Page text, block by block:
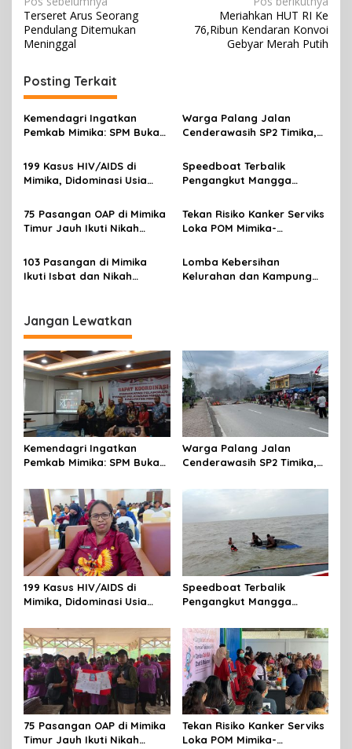
a
v
i
g
a
s
i
p
s
Terseret Arus Seorang
Pendulang Ditemukan
Meninggal
Meriahkan HUT RI Ke
76,Ribun Kendaran Konvoi
Gebyar Merah Putih
Posting Terkait
Kemendagri Ingatkan
Pemkab Mimika: SPM Bukan
Wujud Nyata Pelayanan
Rakyat
Warga Palang Jalan
Cenderawasih SP2 Timika,
Pemicunya
199 Kasus HIV/AIDS di
Mimika, Didominasi Usia
Speedboat Terbalik
Pengangkut Mangga
75 Pasangan OAP di Mimika
Timur Jauh Ikuti Nikah
Tekan Risiko Kanker Serviks
Loka POM Mimika-
Bagi 300 Perempuan
103 Pasangan di Mimika
Ikuti Isbat dan Nikah
Lomba Kebersihan
Kelurahan dan Kampung
Jangan Lewatkan
Kemendagri Ingatkan
Pemkab Mimika: SPM Bukan
Wujud Nyata Pelayanan
Rakyat
Warga Palang Jalan
Cenderawasih SP2 Timika,
Pemicunya
199 Kasus HIV/AIDS di
Mimika, Didominasi Usia
Speedboat Terbalik
Pengangkut Mangga
75 Pasangan OAP di Mimika
Timur Jauh Ikuti Nikah
Tekan Risiko Kanker Serviks
Loka POM Mimika-